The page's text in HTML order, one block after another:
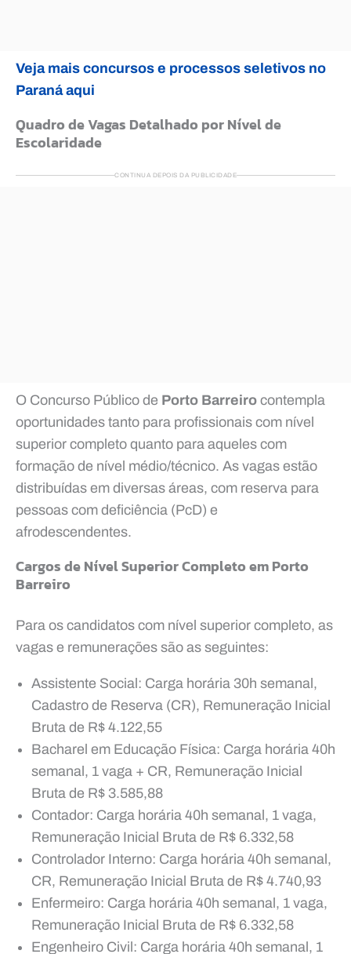
Veja mais concursos e processos seletivos no
Paraná aqui
Quadro de Vagas Detalhado por Nível de
Escolaridade
CONTINUA DEPOIS DA PUBLICIDADE
O Concurso Público de Porto Barreiro contempla
oportunidades tanto para profissionais com nível
superior completo quanto para aqueles com
formação de nível médio/técnico. As vagas estão
distribuídas em diversas áreas, com reserva para
pessoas com deficiência (PcD) e
afrodescendentes.
Cargos de Nível Superior Completo em Porto
Barreiro
Para os candidatos com nível superior completo, as
vagas e remunerações são as seguintes:
Assistente Social: Carga horária 30h semanal,
Cadastro de Reserva (CR), Remuneração Inicial
Bruta de R$ 4.122,55
Bacharel em Educação Física: Carga horária 40h
semanal, 1 vaga + CR, Remuneração Inicial
Bruta de R$ 3.585,88
Contador: Carga horária 40h semanal, 1 vaga,
Remuneração Inicial Bruta de R$ 6.332,58
Controlador Interno: Carga horária 40h semanal,
CR, Remuneração Inicial Bruta de R$ 4.740,93
Enfermeiro: Carga horária 40h semanal, 1 vaga,
Remuneração Inicial Bruta de R$ 6.332,58
Engenheiro Civil: Carga horária 40h semanal, 1